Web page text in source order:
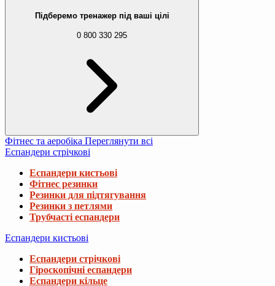
Підберемо тренажер під ваші цілі
0 800 330 295
Фітнес та аеробіка Переглянути всі
Еспандери стрічкові
Еспандери кистьові
Фітнес резинки
Резинки для підтягування
Резинки з петлями
Трубчасті еспандери
Еспандери кистьові
Еспандери стрічкові
Гіроскопічні еспандери
Еспандери кільце